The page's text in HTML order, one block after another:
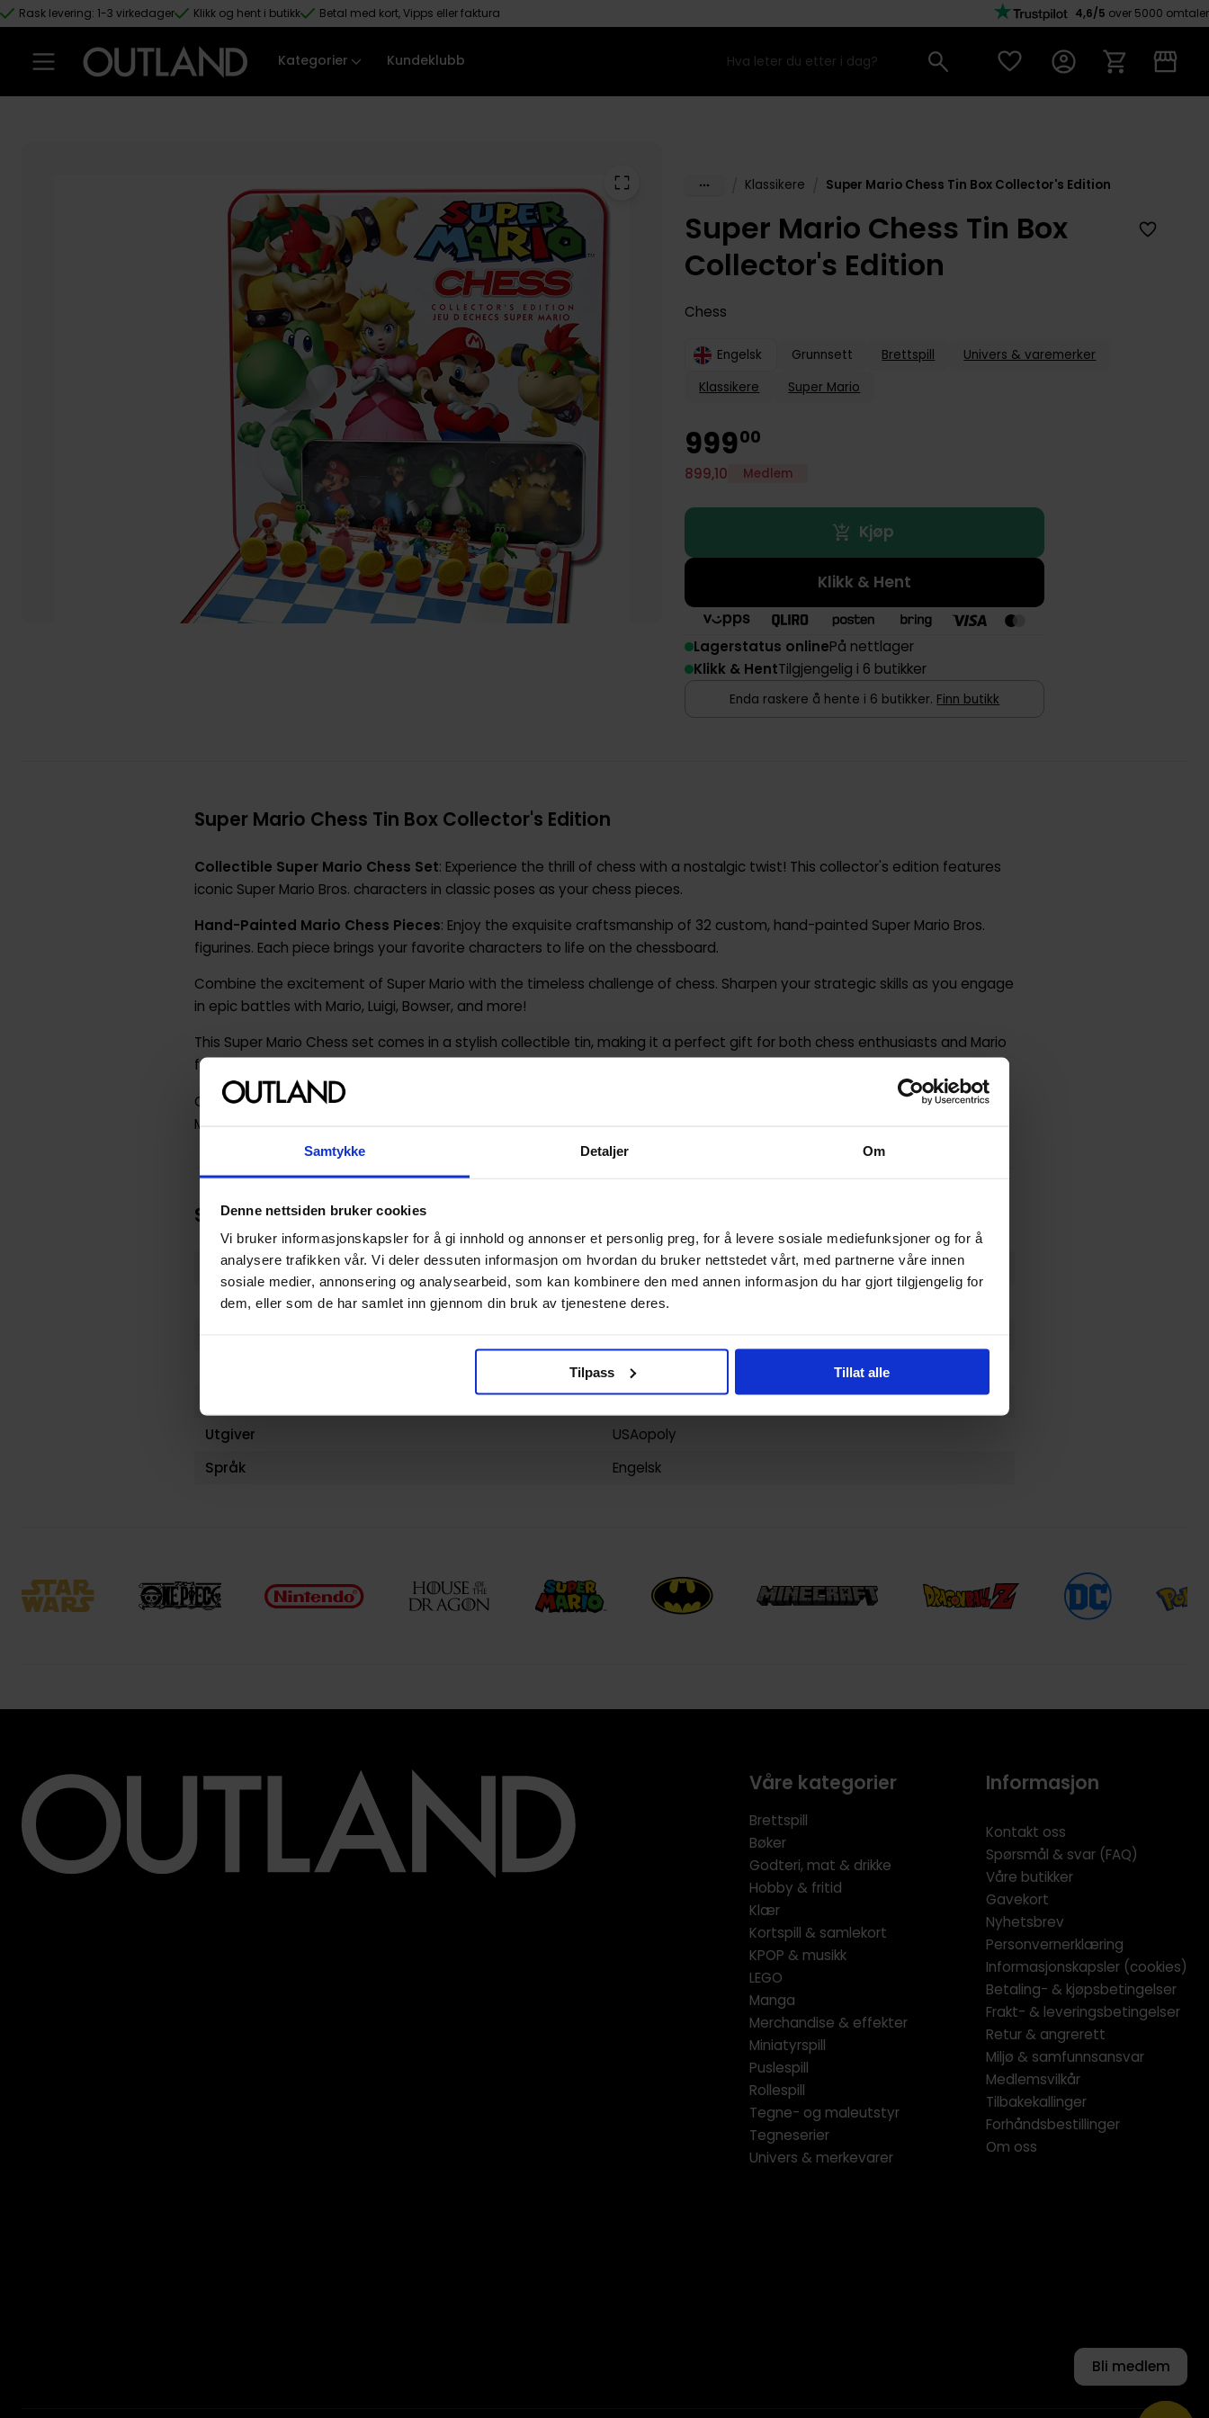
Samtykke Detaljer Om
Denne nettsiden bruker cookies
Vi bruker informasjonskapsler for å gi innhold og annonser et personlig preg, for å levere sosiale mediefunksjoner og for å
analysere trafikken vår. Vi deler dessuten informasjon om hvordan du bruker nettstedet vårt, med partnerne våre innen
sosiale medier, annonsering og analysearbeid, som kan kombinere den med annen informasjon du har gjort tilgjengelig for
dem, eller som de har samlet inn gjennom din bruk av tjenestene deres.
Tilpass Tillat alle
Hopp til hovedinnhold
Rask levering: 1-3 virkedager Klikk og hent i butikk Betal med kort, Vipps eller faktura 4,6/5 over 5000 omtaler
Kategorier Kundeklubb
Klassikere Super Mario Chess Tin Box Collector's Edition
Super Mario Chess Tin Box
Collector's Edition
Chess
Engelsk Grunnsett Brettspill
Univers & varemerker
Klassikere
Super Mario
99900
899,10 Medlem
Kjøp
Klikk & Hent
Lagerstatus onlinePå nettlager
Klikk & HentTilgjengelig i 6 butikker
Enda raskere å hente i 6 butikker. Finn butikk
Super Mario Chess Tin Box Collector's Edition
Collectible Super Mario Chess Set: Experience the thrill of chess with a nostalgic twist! This collector's edition features
iconic Super Mario Bros. characters in classic poses as your chess pieces.
Hand-Painted Mario Chess Pieces: Enjoy the exquisite craftsmanship of 32 custom, hand-painted Super Mario Bros.
figurines. Each piece brings your favorite characters to life on the chessboard.
Combine the excitement of Super Mario with the timeless challenge of chess. Sharpen your strategic skills as you engage
in epic battles with Mario, Luigi, Bowser, and more!
This Super Mario Chess set comes in a stylish collectible tin, making it a perfect gift for both chess enthusiasts and Mario
fans. Display it proudly in your collection.
Challenge friends and family to a game that merges strategy and nostalgia. Whether you're a chess grandmaster or a
Mario aficionado, this chess set promises endless entertainment.
Spesifikasjoner
Varenummer
700304004390
Vekt (Kg) :
1.400000
Grunnsett
Chess
Utgiver
USAopoly
Språk
Engelsk
Våre kategorier
Brettspill
Bøker
Godteri, mat & drikke
Hobby & fritid
Klær
Kortspill & samlekort
KPOP & musikk
LEGO
Manga
Merchandise & effekter
Miniatyrspill
Puslespill
Rollespill
Tegne- og maleutstyr
Tegneserier
Univers & merkevarer
Informasjon
Kontakt oss
Spørsmål & svar (FAQ)
Våre butikker
Gavekort
Nyhetsbrev
Personvernerklæring
Informasjonskapsler (cookies)
Betaling- & kjøpsbetingelser
Frakt- & leveringsbetingelser
Retur & angrerett
Miljø & samfunnsansvar
Medlemsvilkår
Tilbakekallinger
Forhåndsbestillinger
Om oss
Bli medlem